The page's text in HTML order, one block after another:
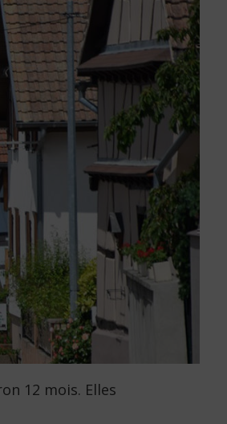
12 mois. Elles